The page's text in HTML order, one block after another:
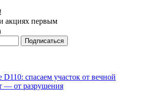
акциях первым
D110: спасаем участок от вечной
— от разрушения